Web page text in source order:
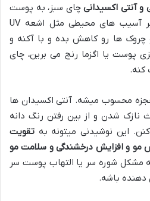
آنتی اکسیدانیچای سبز، به پوست
شما کمک می کنه تا در برابر آسیب های محیطی مثل اشعه UV
چروک ها رو کاهش بده و با آکنه و
پوست یا اگزما رنج می برین، چای
کنه.
محسوب میشه. آنتی اکسیدان ها
نازک شدن و از بین رفتن رنگ دانه
این نوشیدنی میتونه به تقویت
مو و افزایش درخشندگی و سلامت مو
مشکل شوره سر یا التهاب پوست سر
دهنده باشه.